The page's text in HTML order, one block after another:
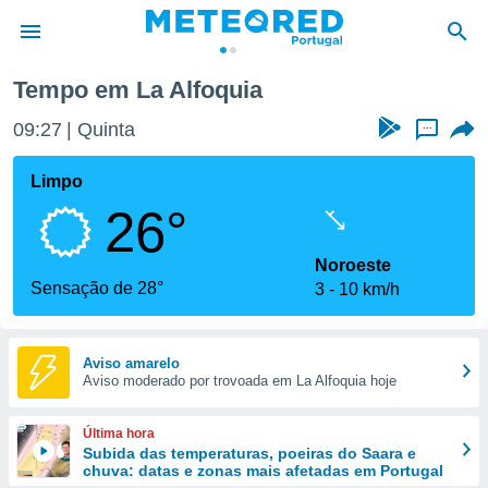
da
foi
fornecidas
a este
das
e
forma
digital
Tempo em La Alfoquia
09:27 Quinta ...
Limpo
26°
Sensação de 28°
Noroeste
3
10 km/h
Aviso amarelo
Aviso moderado por trovoada em La Alfoquia hoje
Última hora
Subida das temperaturas, poeiras do Saara e
chuva: datas e zonas mais afetadas em Portugal